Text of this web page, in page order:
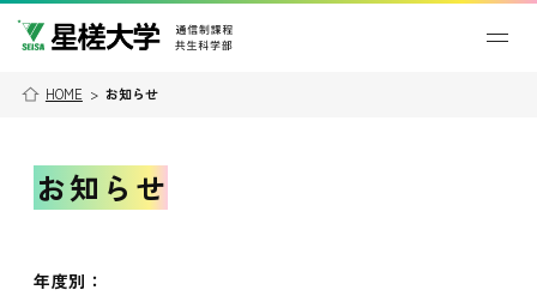
HOME > お知らせ
お知らせ
年度別 ：